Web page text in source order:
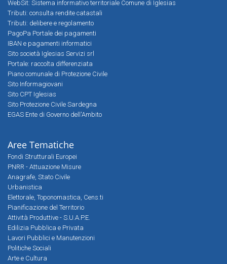
WebSit: Sistema informativo territoriale Comune di Iglesias
Tributi: consulta rendite catastali
Tributi: delibere e regolamento
PagoPa Portale dei pagamenti
IBAN e pagamenti informatici
Sito società Iglesias Servizi srl
Portale: raccolta differenziata
Piano comunale di Protezione Civile
Sito Informagiovani
Sito CPT Iglesias
Sito Protezione Civile Sardegna
EGAS Ente di Governo dell'Ambito
Aree Tematiche
Fondi Strutturali Europei
PNRR - Attuazione Misure
Anagrafe, Stato Civile
Urbanistica
Elettorale, Toponomastica, Cens.ti
Pianificazione del Territorio
Attività Produttive - S.U.A.P.E.
Edilizia Pubblica e Privata
Lavori Pubblici e Manutenzioni
Politiche Sociali
Arte e Cultura